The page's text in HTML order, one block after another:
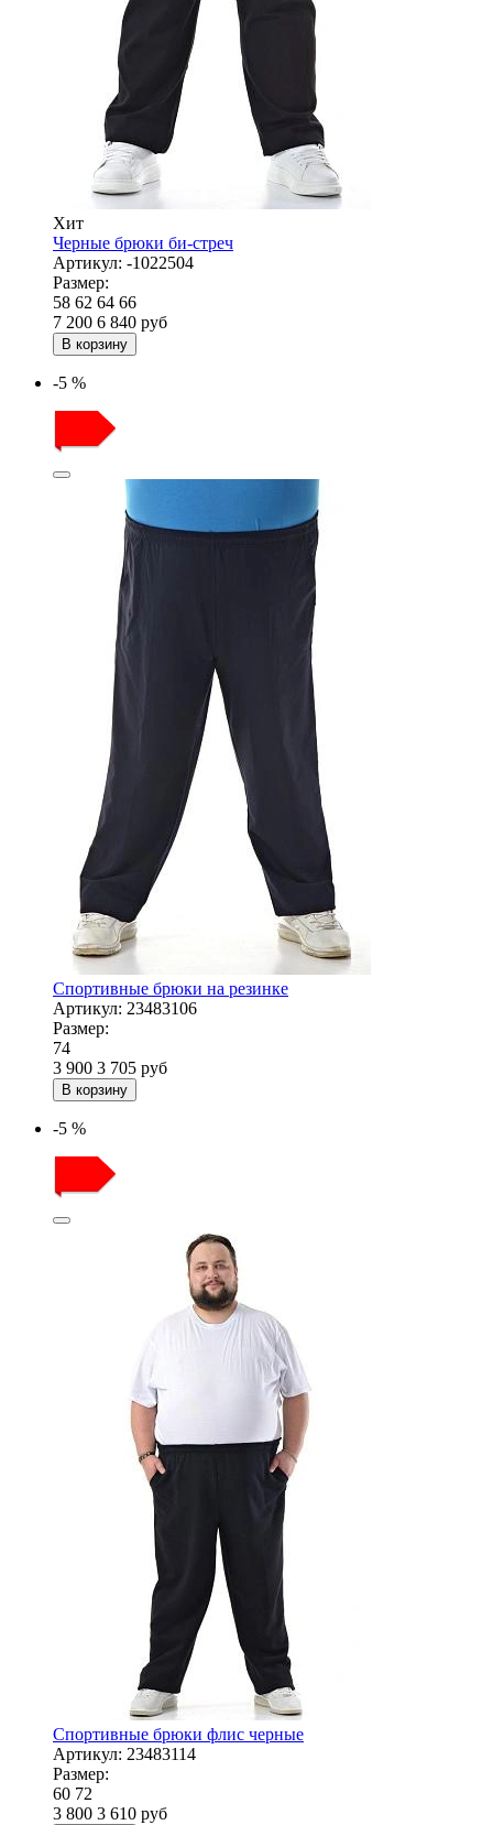
Хит
Черные брюки би-стреч
Артикул: -1022504
Размер:
58 62 64 66
7 200 6 840 руб
В корзину
-5 %
Спортивные брюки на резинке
Артикул: 23483106
Размер:
74
3 900 3 705 руб
В корзину
-5 %
Спортивные брюки флис черные
Артикул: 23483114
Размер:
60 72
3 800 3 610 руб